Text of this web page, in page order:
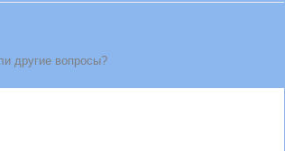
другие вопросы?